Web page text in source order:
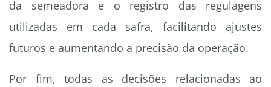
da semeadora e o registro das regulagens
utilizadas em cada safra, facilitando ajustes
futuros e aumentando a precisão da operação.
Por fim, todas as decisões relacionadas ao